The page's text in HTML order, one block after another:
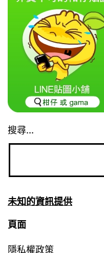
搜尋...
未知的資訊提供
頁面
隱私權政策